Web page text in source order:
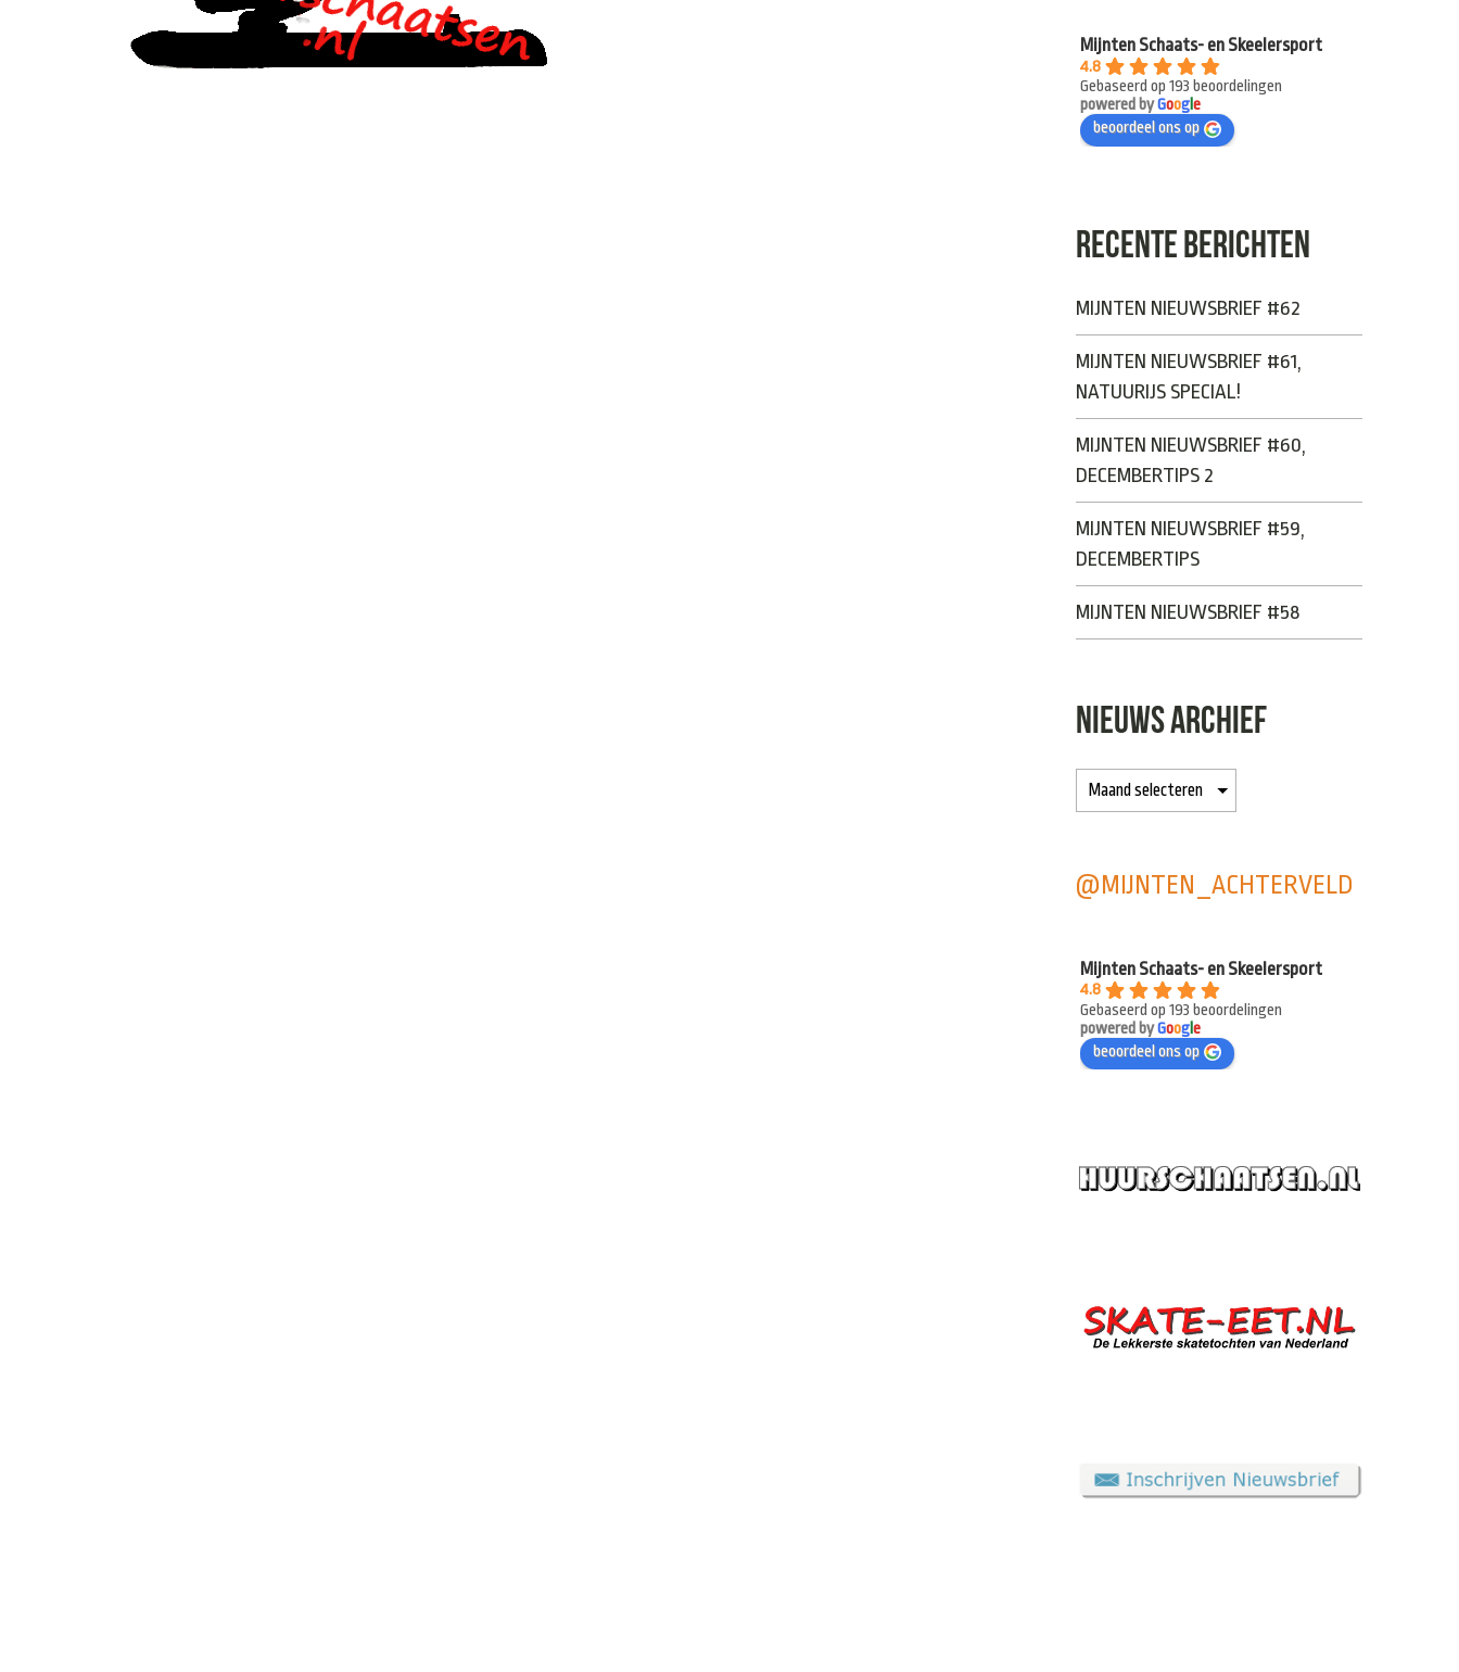
Mijnten Schaats- en Skeelersport
4.8
Gebaseerd op 193 beoordelingen
powered byGoogle
beoordeel ons op
RECENTE BERICHTEN
MIJNTEN NIEUWSBRIEF #62
MIJNTEN NIEUWSBRIEF #61,
NATUURIJS SPECIAL!
MIJNTEN NIEUWSBRIEF #60,
DECEMBERTIPS 2
MIJNTEN NIEUWSBRIEF #59,
DECEMBERTIPS
MIJNTEN NIEUWSBRIEF #58
NIEUWS ARCHIEF
@MIJNTEN_ACHTERVELD
Mijnten Schaats- en Skeelersport
4.8
Gebaseerd op 193 beoordelingen
powered byGoogle
beoordeel ons op